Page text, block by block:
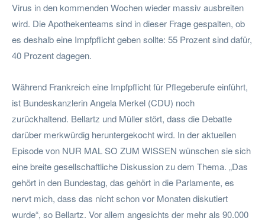
Virus in den kommenden Wochen wieder massiv ausbreiten
wird. Die Apothekenteams sind in dieser Frage gespalten, ob
es deshalb eine Impfpflicht geben sollte: 55 Prozent sind dafür,
40 Prozent dagegen.
Während Frankreich eine Impfpflicht für Pflegeberufe einführt,
ist Bundeskanzlerin Angela Merkel (CDU) noch
zurückhaltend. Bellartz und Müller stört, dass die Debatte
darüber merkwürdig heruntergekocht wird. In der aktuellen
Episode von NUR MAL SO ZUM WISSEN wünschen sie sich
eine breite gesellschaftliche Diskussion zu dem Thema. „Das
gehört in den Bundestag, das gehört in die Parlamente, es
nervt mich, dass das nicht schon vor Monaten diskutiert
wurde“, so Bellartz. Vor allem angesichts der mehr als 90.000